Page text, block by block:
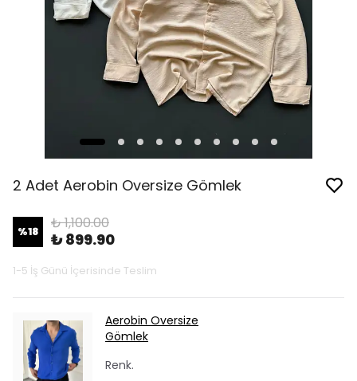
2 Adet Aerobin Oversize Gömlek
%18 ₺ 1,100.00
₺ 899.90
1-5 İş Günü İçerisinde Teslim
Aerobin Oversize
Gömlek
Renk.